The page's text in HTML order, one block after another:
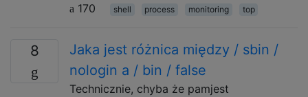
170
shell process monitoring top
8
Jaka jest różnica między / sbin /
nologin a / bin / false
Technicznie, chyba że pamjest